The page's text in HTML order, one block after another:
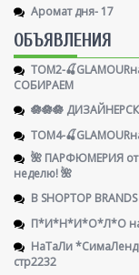
Аромат дня- 17
ОБЪЯВЛЕНИЯ
ТОМ2-
СОБИРАЕМ
🪷🪷🪷
ТОМ4-
🌺 ПАРФЮМЕРИЯ
неделю! 🌺
В SHOPTOP
П*И*Н*И*О*Л*О нат
НаТаЛи
стр2232